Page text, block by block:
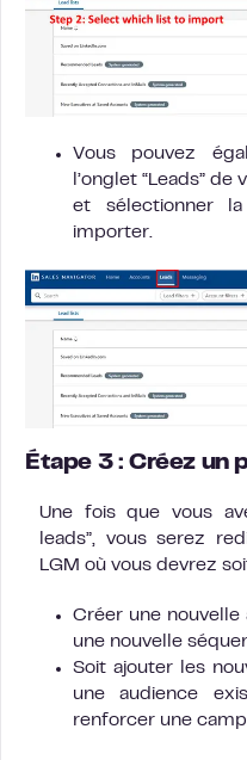
Vous pouvez
l’onglet “Leads”
et sélectionner
importer.
Étape 3 : Créez un
Une fois que vous
leads”, vous serez
LGM où vous devrez
Créer une nouvelle
une nouvelle
Soit ajouter les
une audience
renforcer une